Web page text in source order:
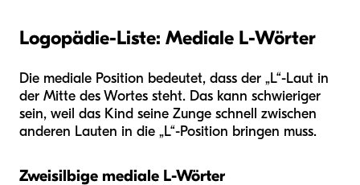
Logopädie-Liste: Mediale L-Wörter
Die mediale Position bedeutet, dass der „L“-Laut in
der Mitte des Wortes steht. Das kann schwieriger
sein, weil das Kind seine Zunge schnell zwischen
anderen Lauten in die „L“-Position bringen muss.
Zweisilbige mediale L-Wörter